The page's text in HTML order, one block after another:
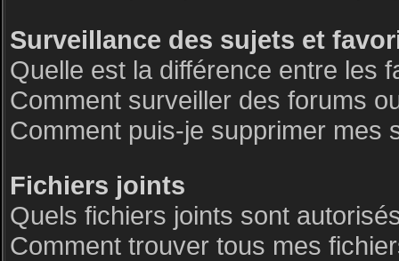
Surveillance des sujets et
Quelle est la différence entre les
Comment surveiller des forums
Comment puis-je supprimer mes
Fichiers joints
Quels fichiers joints sont
Comment trouver tous mes